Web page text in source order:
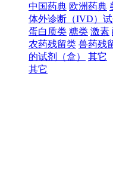
中国药典 欧洲药典
体外诊断（IVD）试
蛋白质类 糖类 激素
农药残留类 兽药残
的试剂（盒）
其它
其它